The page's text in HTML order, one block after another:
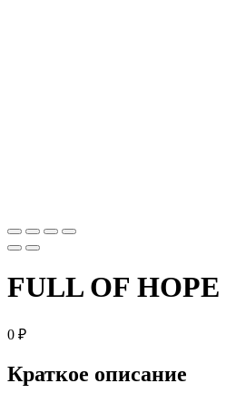
FULL OF HOPE
0 ₽
Краткое описание